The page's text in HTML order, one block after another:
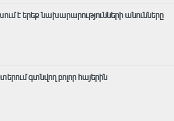
է երեք նախարարությունների անունները
գտնվող բոլոր հայերին